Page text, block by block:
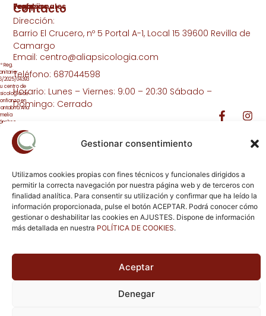
Gestionar consentimiento
Utilizamos cookies propias con fines técnicos y funcionales dirigidos a
permitir la correcta navegación por nuestra página web y de terceros con
finalidad analítica. Para consentir su utilización y confirmar que ha leído la
información proporcionada, pulse el botón ACEPTAR. Podrá conocer cómo
gestionar o deshabilitar las cookies en AJUSTES. Dispone de información
más detallada en nuestra POLÍTICA DE COOKIES.
Aceptar
Denegar
Reg.
2025/04393
centro de
de
en
Ana
Legal
Aviso
Legal
Política De
Privacidad
Política
De
Cookies
Terapias
Psicología
Perinatal
Psicología
Infanto-
Juvenil
Psicología
Para
Adultos
Terapia
Terapia
Online
Profesionales
Ana
Amelia
Sánchez
Lucía
López-
Estefanía
Cantero
Gloria
Sergio
Sáiz
Contacto
Dirección:
Barrio El Crucero, nº 5 Portal A-1, Local 15 39600 Revilla de
Camargo
Email: centro@aliapsicologia.com
Teléfono: 687044598
Horario: Lunes – Viernes: 9:00 – 20:30 Sábado –
Domingo: Cerrado
reservados.